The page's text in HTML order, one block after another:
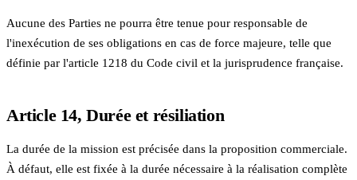
Aucune des Parties ne pourra être tenue pour responsable de
l'inexécution de ses obligations en cas de force majeure, telle que
définie par l'article 1218 du Code civil et la jurisprudence française.
Article 14, Durée et résiliation
La durée de la mission est précisée dans la proposition commerciale.
À défaut, elle est fixée à la durée nécessaire à la réalisation complète